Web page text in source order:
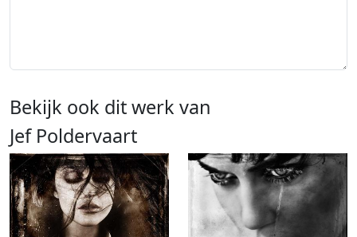
Bekijk ook dit werk van
Jef Poldervaart